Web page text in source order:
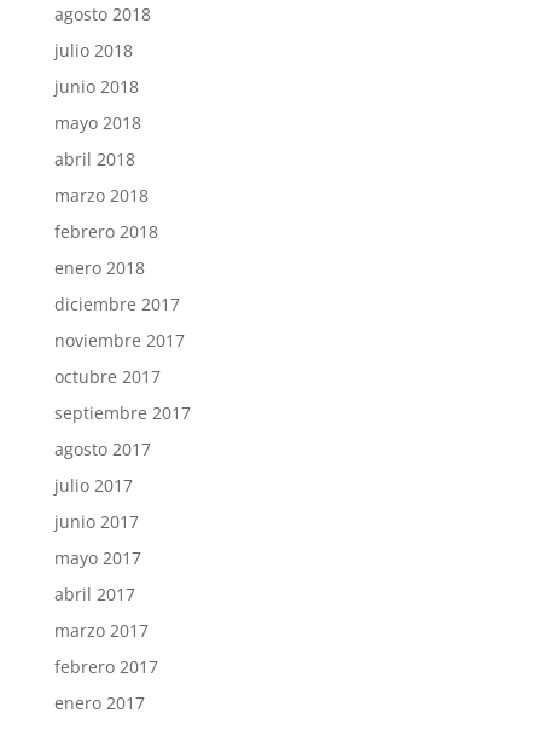
agosto 2018
julio 2018
junio 2018
mayo 2018
abril 2018
marzo 2018
febrero 2018
enero 2018
diciembre 2017
noviembre 2017
octubre 2017
septiembre 2017
agosto 2017
julio 2017
junio 2017
mayo 2017
abril 2017
marzo 2017
febrero 2017
enero 2017